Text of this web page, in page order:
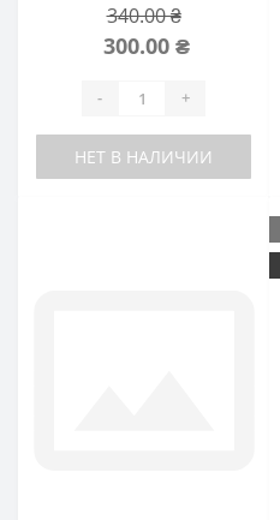
340.00 ₴
300.00 ₴
- +
НЕТ В НАЛИЧИИ